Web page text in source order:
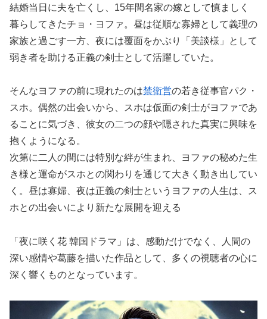
結婚当日に夫を亡くし、15年間名家の嫁として慎ましく
暮らしてきたチョ・ヨファ。昼は従順な寡婦として義理の
家族と過ごす一方、夜には覆面をかぶり「美談様」として
弱き者を助ける正義の剣士として活躍していた。
そんなヨファの前に現れたのは禁衛営の若き従事官パク・
スホ。偶然の出会いから、スホは仮面の剣士がヨファであ
ることに気づき、彼女の二つの顔や隠された真実に興味を
抱くようになる。
次第に二人の間には特別な絆が生まれ、ヨファの秘めた生
き様と運命がスホとの関わりを通じて大きく動き出してい
く。昼は寡婦、夜は正義の剣士というヨファの人生は、ス
ホとの出会いにより新たな展開を迎える
「夜に咲く花 韓国ドラマ」は、感動だけでなく、人間の
深い感情や葛藤を描いた作品として、多くの視聴者の心に
深く響くものとなっています。